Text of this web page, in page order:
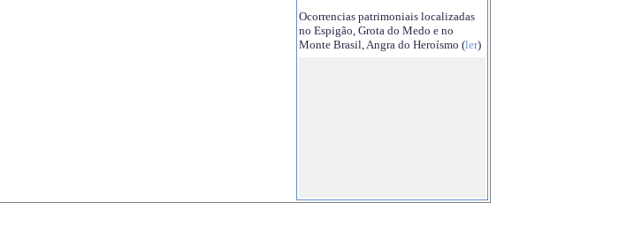
Ocorrencias patrimoniais localizadas
no Espigão, Grota do Medo e no
Monte Brasil, Angra do Heroísmo (ler)